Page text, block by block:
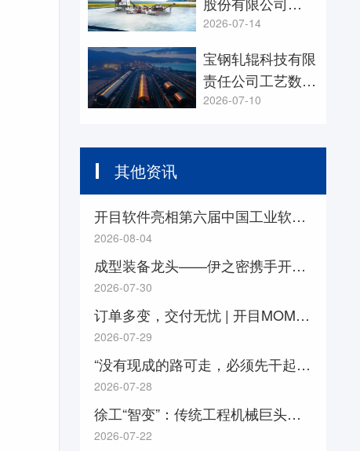
3DAST项目
2026-07-14
宝钢轧辊科技有限
责任公司工艺数字
化设计项目
2026-07-10
其他资讯
开目软件亮相第六届中国工业软件大会，共探“工业软件+ AI”融合创新之道
2026-08-04
成型装备龙头——伊之密携手开目 3DDFM 从设计源头降本增效
2026-07-30
订单多变，交付无忧 | 开目MOM四步法稳控多品种定制化生产节奏
2026-07-29
“没有现成的路可走，必须先干起来”（产业里的年轻人）
2026-07-28
徐工“智变”：传统工程机械巨头的数字化崛起之路！
2026-07-22